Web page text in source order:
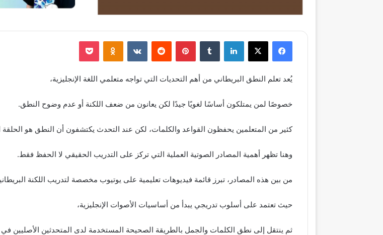
فيسبوك ‫X لينكدإن بينتيريست ‏VKontakte
يُعد تعلم النطق البريطاني من أهم التحديات التي تواجه متعلمي اللغة الإنجليزية،
خصوصًا لمن يمتلكون أساسًا لغويًا جيدًا لكن يعانون من ضعف اللكنة أو عدم وضوح النطق.
كثير من المتعلمين يحفظون القواعد والكلمات، لكن عند التحدث يكتشفون أن النطق هو
وهنا تظهر أهمية المصادر الصوتية العملية التي تركز على التدريب الحقيقي لا الحفظ فقط.
من بين هذه المصادر، تبرز قائمة فيديوهات تعليمية على يوتيوب مخصصة لتدريب اللكنة
حيث تعتمد على أسلوب تدريجي يبدأ من أساسيات الأصوات الإنجليزية،
ثم ينتقل إلى نطق الكلمات والجمل بالطريقة الصحيحة المستخدمة لدى المتحدثين الأصليين